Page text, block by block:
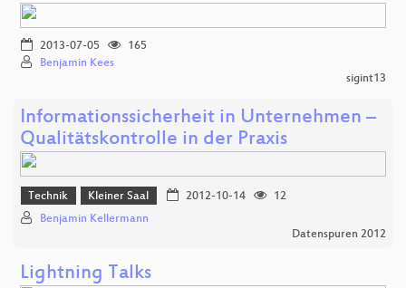
2013-07-05
165
Benjamin Kees
sigint13
Informationssicherheit in Unternehmen –
Qualitätskontrolle in der Praxis
Technik Kleiner Saal 2012-10-14
12
Benjamin Kellermann
Datenspuren 2012
Lightning Talks